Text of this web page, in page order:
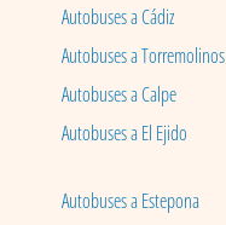
Autobuses a Cádiz
Autobuses a Torremolinos
Autobuses a Calpe
Autobuses a El Ejido
Autobuses a Estepona